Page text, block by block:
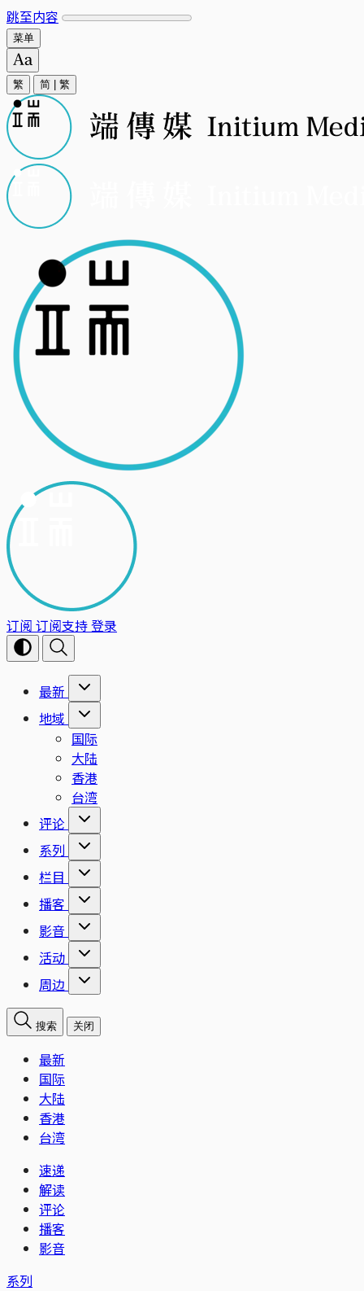
跳至内容
菜单
繁 简 繁
订阅 订阅支持登录
最新
地域
国际
大陆
香港
台湾
评论
系列
栏目
播客
影音
活动
周边
搜索 关闭
最新
国际
大陆
香港
台湾
速递
解读
评论
播客
影音
系列